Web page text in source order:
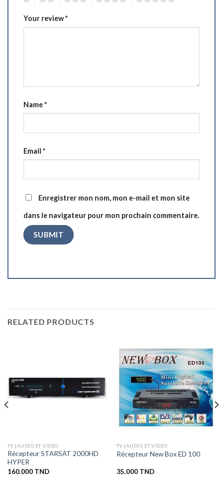
Your review*
Name*
Email *
Enregistrer mon nom, mon e-mail et mon site
dans le navigateur pour mon prochain commentaire.
RELATED PRODUCTS
TV |AUDIO ET VIDÉO
Récepteur STARSAT 2000HD
HYPER
160.000 TND
TV |AUDIO ET VIDÉO
Récepteur New Box ED 100
35.000 TND